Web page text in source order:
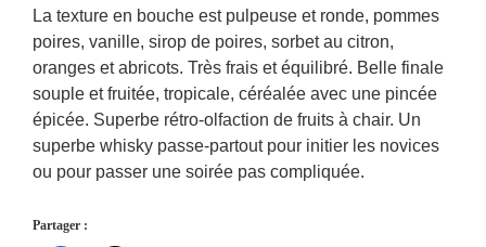
La texture en bouche est pulpeuse et ronde, pommes
poires, vanille, sirop de poires, sorbet au citron,
oranges et abricots. Très frais et équilibré. Belle finale
souple et fruitée, tropicale, céréalée avec une pincée
épicée. Superbe rétro-olfaction de fruits à chair. Un
superbe whisky passe-partout pour initier les novices
ou pour passer une soirée pas compliquée.
Partager :